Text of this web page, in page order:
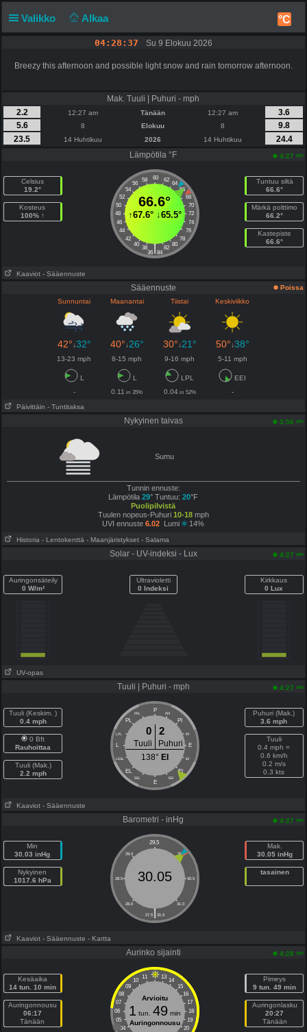
Valikko Alkaa °C
04:28:37 Su 9 Elokuu 2026
Breezy this afternoon and possible light snow and rain tomorrow afternoon.
Mak. Tuuli | Puhuri - mph
2.2
12:27 am Tänään 12:27 am
3.6
5.6
8 Elokuu 8
9.8
23.5
14 Huhtikuu 2026 14 Huhtikuu
24.4
Lämpötila °F
4:27 am
Celsius
19.2°
Kosteus
100% ↑
60
58 62
56
64
54
66
52
68
50
70
48
72
46
74
44
76
42
78
40
80
38 82
|
36 84
66.6°
↑67.6°↓65.5°
Tuntuu siltä
66.6°
Märkä polttimo
66.2°
Kastepiste
66.6°
Kaaviot - Sääennuste
Sääennuste
Poissa
Sunnuntai
Maanantai Tiistai Keskiviikko
42°↓32° 40°↓26° 30°↓21° 50°↓38°
13-23 mph 8-15 mph 9-16 mph 5-11 mph
L L LPL
EEI
-
0.11 in 35% 0.04in 52%
-
Päivittäin - Tuntitaksa
Nykyinen taivas 3:56 am
Sumu
Tunnin ennuste:
Lämpötila29° Tuntuu:20°F
Puolipilvistä
Tuulen nopeus-Puhuri 10-18mph
UVI ennuste6.02 Lumi 14%
Historia - Lentokenttä - Maanjäristykset - Salama
Solar - UV-indeksi - Lux 4:27 am
Auringonsäteily
0 W/m²
Ultravioletti
0 Indeksi
Kirkkaus
0 Lux
UV-opas
Tuuli | Puhuri - mph 4:27 am
Tuuli (Keskim. )
0.4 mph
0 Bft
Rauhoittaa
Tuuli (Mak.)
2.2 mph
P
PPL PPI
PL PI
LPL IPI
L E
LESL IEI
EL EI
EEL EEI
E
0 2
Tuuli
Puhuri
138° EI
Puhuri (Mak.)
3.6 mph
Tuuli
0.4 mph =
0.6 km/h
0.2 m/s
0.3 kts
Kaaviot - Sääennuste
Barometri - inHg 4:27 am
Min
30.03 inHg
Nykyinen
1017.6 hPa
29.5
29.0 30.0
28.5 30.5
28.0 31.0
|
27.5 31.5
30.05
Mak.
30.05 inHg
tasainen
Kaaviot - Sääennuste - Kartta
Aurinko sijainti 4:28 am
Kesäaika
14 tun. 10 min
Auringonnousu
06:17
Tänään
11 13
10
14
09
15
08
16
07
17
06
18
05
19
04
20
Arvioitu
1 tun. 49min
Auringonnousu
Pimeys
9 tun. 49 min
Auringonlasku
20:27
Tänään